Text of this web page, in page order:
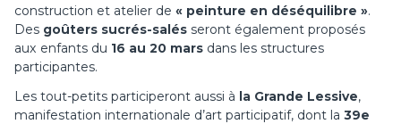
construction et atelier de « peinture en déséquilibre ».
Des goûters sucrés-salés seront également proposés
aux enfants du 16 au 20 mars dans les structures
participantes.
Les tout-petits participeront aussi à la Grande Lessive,
manifestation internationale d’art participatif, dont la 39e